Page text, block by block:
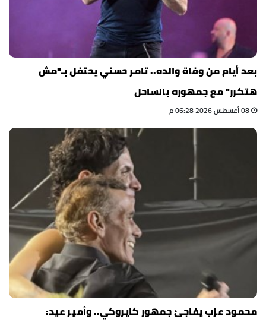
بعد أيام من وفاة والده.. تامر حسني يحتفل بـ"مش
هتكرر" مع جمهوره بالساحل
محمود عزب يفاجئ جمهور كايروكي.. وأمير عيد: